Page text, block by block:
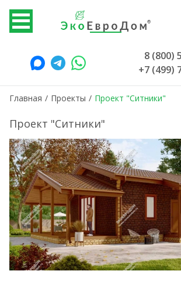
8 (800)
+7 (499)
Главная / Проекты / Проект "Ситники"
Проект "Ситники"